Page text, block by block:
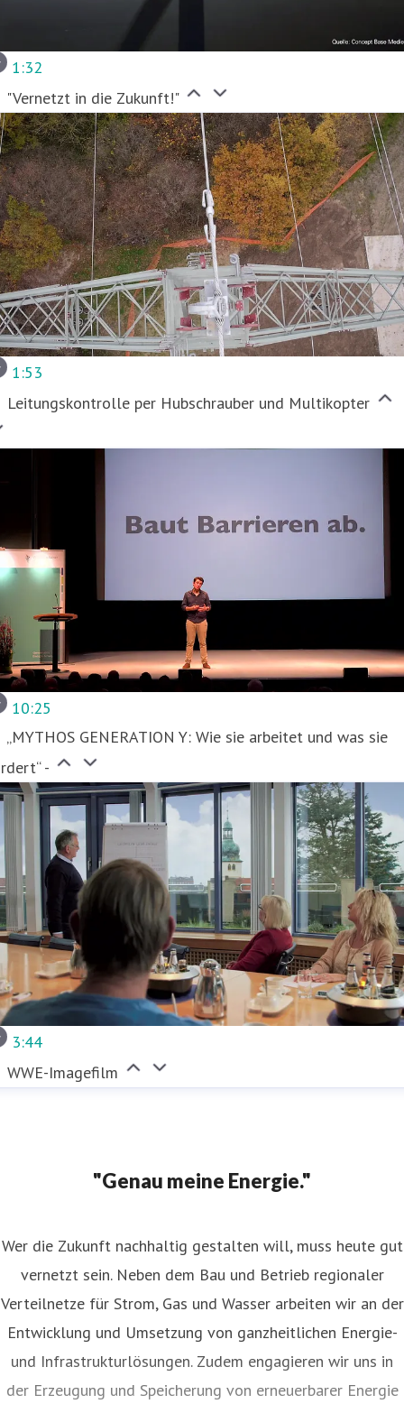
1:32
"Vernetzt in die Zukunft!"
1:53
Leitungskontrolle per Hubschrauber und Multikopter
10:25
„MYTHOS GENERATION Y: Wie sie arbeitet und was sie
-
3:44
WWE-Imagefilm
"Genau meine Energie."
Wer die Zukunft nachhaltig gestalten will, muss heute gut
vernetzt sein. Neben dem Bau und Betrieb regionaler
Verteilnetze für Strom, Gas und Wasser arbeiten wir an der
Entwicklung und Umsetzung von ganzheitlichen Energie-
und Infrastrukturlösungen. Zudem engagieren wir uns in
der Erzeugung und Speicherung von erneuerbarer Energie